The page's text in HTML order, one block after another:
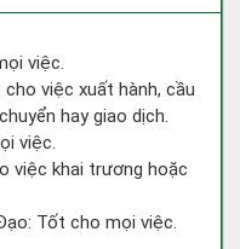
việc.
việc xuất hành, cầu
hay giao dịch.
việc.
việc khai trương hoặc
Tốt cho mọi việc.